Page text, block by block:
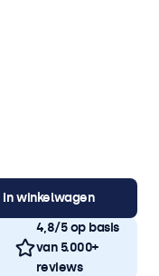
In winkelwagen
4,8/5 op basis
van 5.000+
reviews